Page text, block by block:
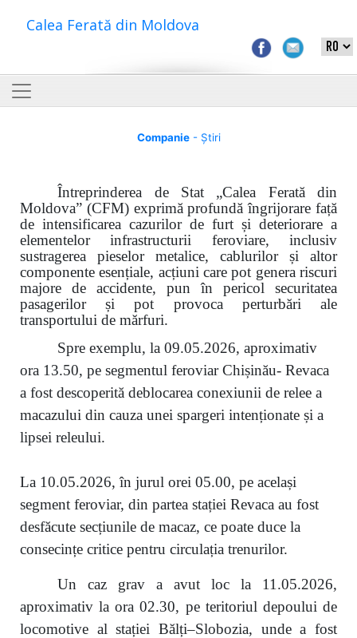
Calea Ferată din Moldova
Companie- Știri
Întreprinderea de Stat „Calea Ferată din
Moldova” (CFM) exprimă profundă îngrijorare față
de intensificarea cazurilor de furt și deteriorare a
elementelor infrastructurii feroviare, inclusiv
sustragerea pieselor metalice, cablurilor și altor
componente esențiale, acțiuni care pot genera riscuri
majore de accidente, pun în pericol securitatea
pasagerilor și pot provoca perturbări ale
transportului de mărfuri.
Spre exemplu, la 09.05.2026, aproximativ
ora 13.50, pe segmentul feroviar Chișinău- Revaca
a fost descoperită deblocarea conexiunii de relee a
macazului din cauza unei spargeri intenționate și a
lipsei releului.
La 10.05.2026, în jurul orei 05.00, pe același
segment feroviar, din partea stației Revaca au fost
desfăcute secțiunile de macaz, ce poate duce la
consecințe critice pentru circulația trenurilor.
Un caz grav a avut loc la 11.05.2026,
aproximativ la ora 02.30, pe teritoriul depoului de
locomotive al stației Bălți–Slobozia, unde a fost